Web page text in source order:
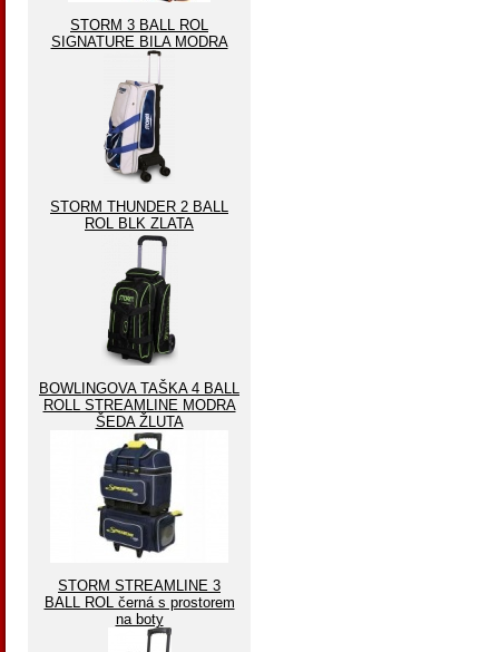
STORM 3 BALL ROL
SIGNATURE BILA MODRA
STORM THUNDER 2 BALL
ROL BLK ZLATA
BOWLINGOVA TAŠKA 4 BALL
ROLL STREAMLINE MODRA
ŠEDA ŽLUTA
STORM STREAMLINE 3
BALL ROL černá s prostorem
na boty